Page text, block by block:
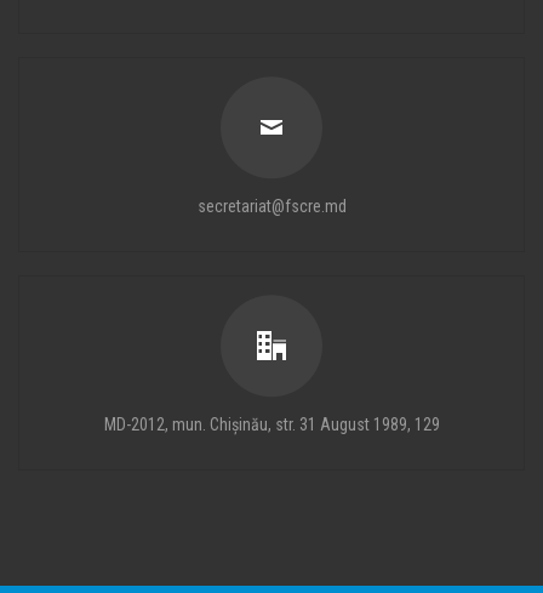
secretariat@fscre.md
MD-2012, mun. Chișinău, str. 31 August 1989, 129